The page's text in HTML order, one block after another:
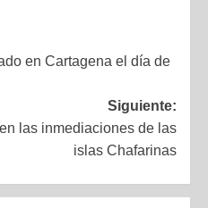
en Cartagena el día de
Siguiente:
las inmediaciones de las
islas Chafarinas